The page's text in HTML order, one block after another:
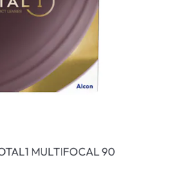
MULTIFOCAL 90